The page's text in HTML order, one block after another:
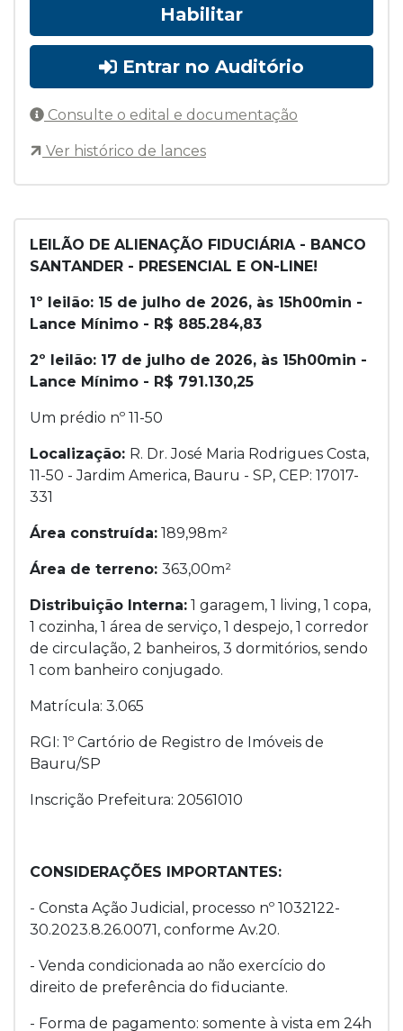
LEILÃO DE ALIENAÇÃO FIDUCIÁRIA - BANCO
SANTANDER - PRESENCIAL E ON-LINE!
1º leilão: 15 de julho de 2026, às 15h00min -
Lance Mínimo - R$ 885.284,83
2º leilão: 17 de julho de 2026, às 15h00min -
Lance Mínimo - R$ 791.130,25
Um prédio nº 11-50
Localização: R. Dr. José Maria Rodrigues Costa,
11-50 - Jardim America, Bauru - SP, CEP: 17017-
331
Área construída: 189,98m²
Área de terreno: 363,00m²
Distribuição Interna: 1 garagem, 1 living, 1 copa,
1 cozinha, 1 área de serviço, 1 despejo, 1 corredor
de circulação, 2 banheiros, 3 dormitórios, sendo
1 com banheiro conjugado.
Matrícula: 3.065
RGI: 1º Cartório de Registro de Imóveis de
Bauru/SP
Inscrição Prefeitura: 20561010
CONSIDERAÇÕES IMPORTANTES:
- Consta Ação Judicial, processo nº 1032122-
30.2023.8.26.0071, conforme Av.20.
- Venda condicionada ao não exercício do
direito de preferência do fiduciante.
- Forma de pagamento: somente à vista em 24h
Habilitar
Entrar no Auditório
Consulte o edital e documentação
Ver histórico de lances